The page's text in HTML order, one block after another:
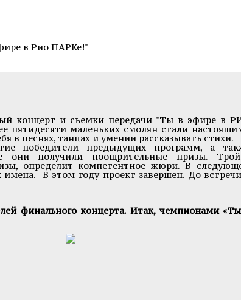
в Рио ПАРКе!"
концерт и съемки передачи "Ты в эфире в
пятидесяти маленьких смолян стали
в песнях, танцах и умении рассказывать стихи.
победители предыдущих программ, а
они получили поощрительные призы.
определит компетентное жюри. В
В этом году проект завершен. До
финального концерта. Итак, чемпионами